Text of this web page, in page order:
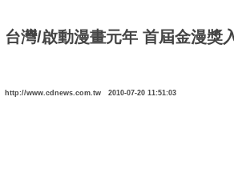
台灣/啟動漫畫元年 首屆金漫獎
http://www.cdnews.com.tw 2010-07-20 11:51:03